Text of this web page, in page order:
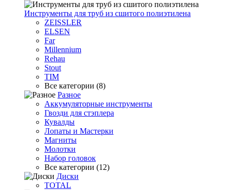
Инструменты для труб из сшитого полиэтилена
ZEISSLER
ELSEN
Far
Millennium
Rehau
Stout
TIM
Все категории (8)
Разное
Аккумуляторные инструменты
Гвозди для стэплера
Кувалды
Лопаты и Мастерки
Магниты
Молотки
Набор головок
Все категории (12)
Диски
TOTAL